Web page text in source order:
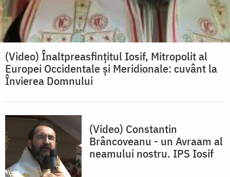
(Video) Înaltpreasfințitul Iosif, Mitropolit al
Europei Occidentale și Meridionale: cuvânt la
Învierea Domnului
(Video) Constantin
Brâncoveanu - un Avraam al
neamului nostru. IPS Iosif